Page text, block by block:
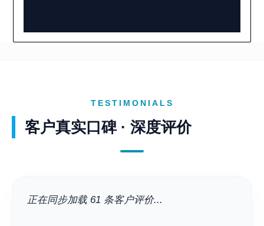
TESTIMONIALS
客户真实口碑 · 深度评价
正在同步加载 61 条客户评价...